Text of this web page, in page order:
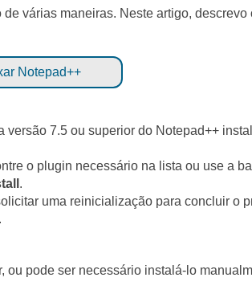
várias maneiras. Neste artigo,
Notepad++
versão 7.5 ou superior do Notepad++
o plugin necessário na lista ou use a
.
uma reinicialização para concluir o
pode ser necessário instalá-lo